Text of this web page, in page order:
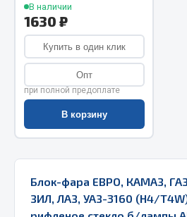
Амортизаторы для полуприцепов
Весь раздел
Запчасти КамАЗ
Двигатель
Система питания
Система выпуска газа
Система охлаждения
Сцепление
Коробка передач
В наличии
1630 ₽
Купить в один клик
Опт
при полной предоплате
В корзину
Блок-фара ЕВРО, КАМАЗ,
ЗИЛ, ЛАЗ, УАЗ-3160 (Н4/